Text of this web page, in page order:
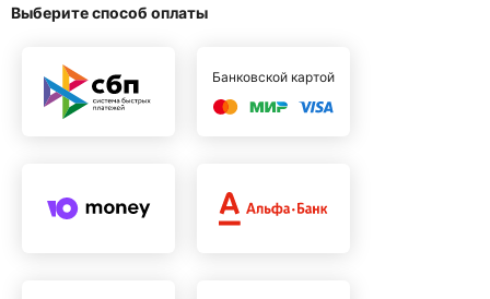
Выберите способ оплаты
Банковской картой